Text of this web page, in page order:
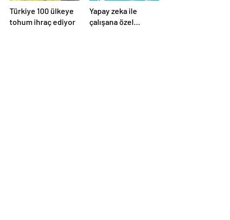
Türkiye 100 ülkeye
tohum ihraç ediyor
Yapay zeka ile
çalışana özel